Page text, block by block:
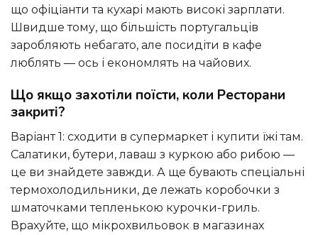
що офіціанти та кухарі мають високі зарплати.
Швидше тому, що більшість португальців
заробляють небагато, але посидіти в кафе
люблять — ось і економлять на чайових.
Що якщо захотіли поїсти, коли Ресторани
закриті?
Варіант 1: сходити в супермаркет і купити їжі там.
Салатики, бутери, лаваш з куркою або рибою —
це ви знайдете завжди. А ще бувають спеціальні
термохолодильники, де лежать коробочки з
шматочками тепленькою курочки-гриль.
Врахуйте, що мікрохвильовок в магазинах